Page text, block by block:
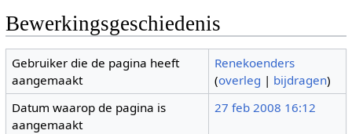
Bewerkingsgeschiedenis
Gebruiker die de pagina heeft
aangemaakt
Renekoenders
(overleg | bijdragen)
Datum waarop de pagina is
aangemaakt
27 feb 2008 16:12